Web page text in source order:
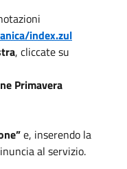
index.zul
, cliccate su
Primavera
e, inserendo la
al servizio.